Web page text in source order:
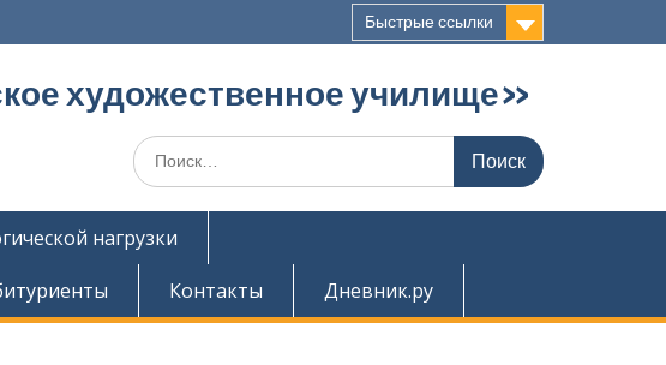
Быстрые ссылки
художественное училище»
Поиск
по:
нагрузки
Контакты Дневник.ру